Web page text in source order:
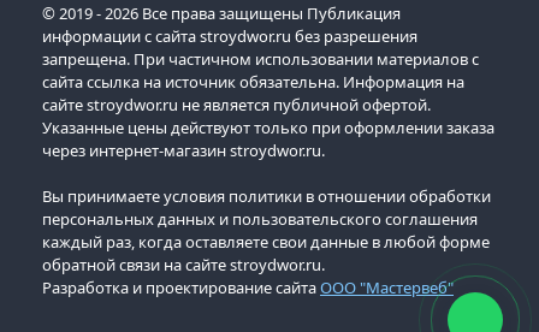
© 2019 - 2026 Все права защищены Публикация
информации с сайта stroydwor.ru без разрешения
запрещена. При частичном использовании материалов с
сайта ссылка на источник обязательна. Информация на
сайте stroydwor.ru не является публичной офертой.
Указанные цены действуют только при оформлении заказа
через интернет-магазин stroydwor.ru.
Вы принимаете условия политики в отношении обработки
персональных данных и пользовательского соглашения
каждый раз, когда оставляете свои данные в любой форме
обратной связи на сайте stroydwor.ru.
Разработка и проектирование сайтаООО "Мастервеб"